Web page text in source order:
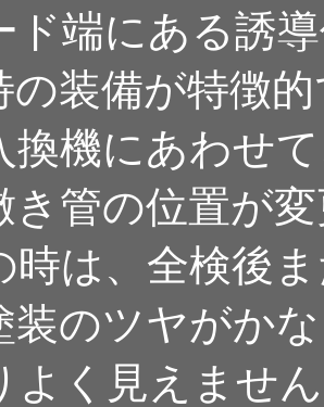
ド端にある誘
の装備が特徴
換機にあわせ
き管の位置が
時は、全検後
装のツヤがか
よく見えませ